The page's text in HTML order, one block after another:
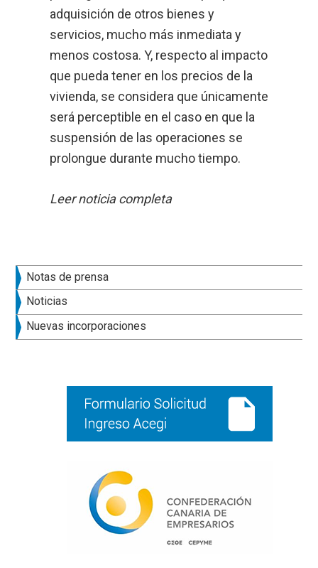
adquisición de otros bienes y
servicios, mucho más inmediata y
menos costosa. Y, respecto al impacto
que pueda tener en los precios de la
vivienda, se considera que únicamente
será perceptible en el caso en que la
suspensión de las operaciones se
prolongue durante mucho tiempo.
Leer noticia completa
Barra
lateral
principal
Notas de prensa
Noticias
Nuevas incorporaciones